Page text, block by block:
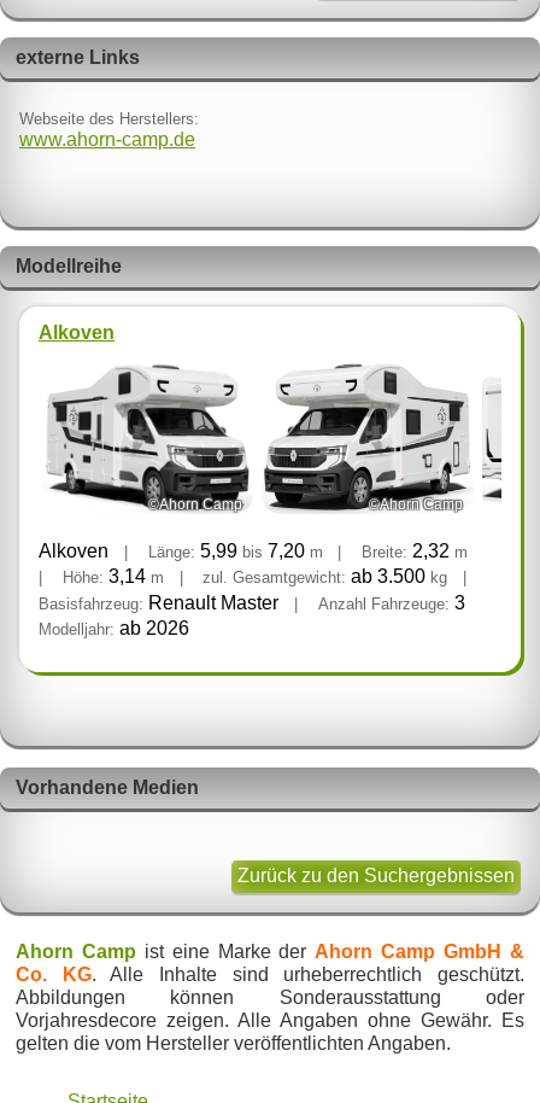
externe Links
Webseite des Herstellers:
www.ahorn-camp.de
Modellreihe
Alkoven
©Ahorn Camp ©Ahorn Camp
Alkoven Länge: 5,99 bis 7,20 m Breite: 2,32 m
Höhe: 3,14 m zul. Gesamtgewicht: ab 3.500 kg
Basisfahrzeug: Renault Master | Anzahl Fahrzeuge: 3
Modelljahr: ab 2026
Vorhandene Medien
Zurück zu den Suchergebnissen
Ahorn Campist eine Marke derAhorn Camp GmbH &
Co. KG. Alle Inhalte sind urheberrechtlich geschützt.
Abbildungen können Sonderausstattung oder
Vorjahresdecore zeigen. Alle Angaben ohne Gewähr. Es
gelten die vom Hersteller veröffentlichten Angaben.